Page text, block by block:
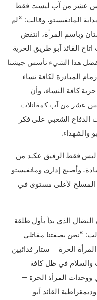
عشر من آب ليست فقط
المانفيستو، وقالت: “لم
وباسم المرأة، انتفض
القائد آبو طريق الحرية
هذا الشيء تأسس جيشنا
المبادرة لكافة نساء
كافة النساء، وأن
عشر من آب كمقاتلات
الدفاع الشعبي على فكر
والشهداء.
فقط الرفيق عكيد من
وأصبح إداري ومانفيستو
المسلح لأعلى مستوى في
الذي بدأ بأول طلقة
“نحن بصفتنا مقاتلي
الحرة – ستار فدائيين
والسلام في ظل كافة
المرأة الحرة –
القائد آبو